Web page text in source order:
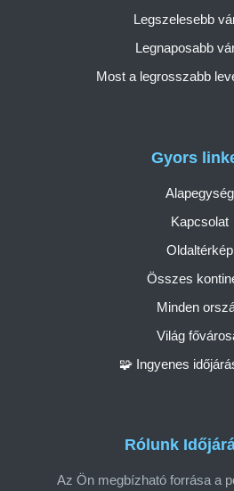
Rólunk
Az Ön megbízható forrása a
Gyors
Alapegység
Kapcsolat
Oldaltérkép
Összes
Minden
Világ
🧩 Ingyenes
Legszelesebb
Legnaposabb
Most a legrosszabb